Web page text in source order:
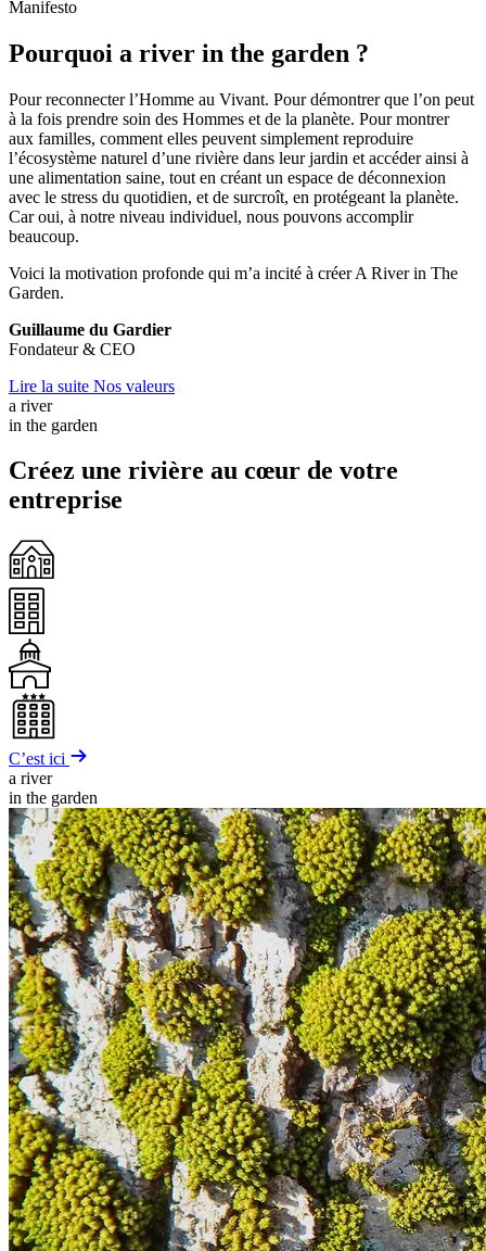
Manifesto
Pourquoi a river in the garden ?
Pour reconnecter l’Homme au Vivant. Pour démontrer que l’on peut
à la fois prendre soin des Hommes et de la planète. Pour montrer
aux familles, comment elles peuvent simplement reproduire
l’écosystème naturel d’une rivière dans leur jardin et accéder ainsi à
une alimentation saine, tout en créant un espace de déconnexion
avec le stress du quotidien, et de surcroît, en protégeant la planète.
Car oui, à notre niveau individuel, nous pouvons accomplir
beaucoup.
Voici la motivation profonde qui m’a incité à créer A River in The
Garden.
Guillaume du Gardier
Fondateur & CEO
Lire la suite Nos valeurs
a river
in the garden
Créez une rivière au cœur de votre
entreprise
C’est ici
a river
in the garden